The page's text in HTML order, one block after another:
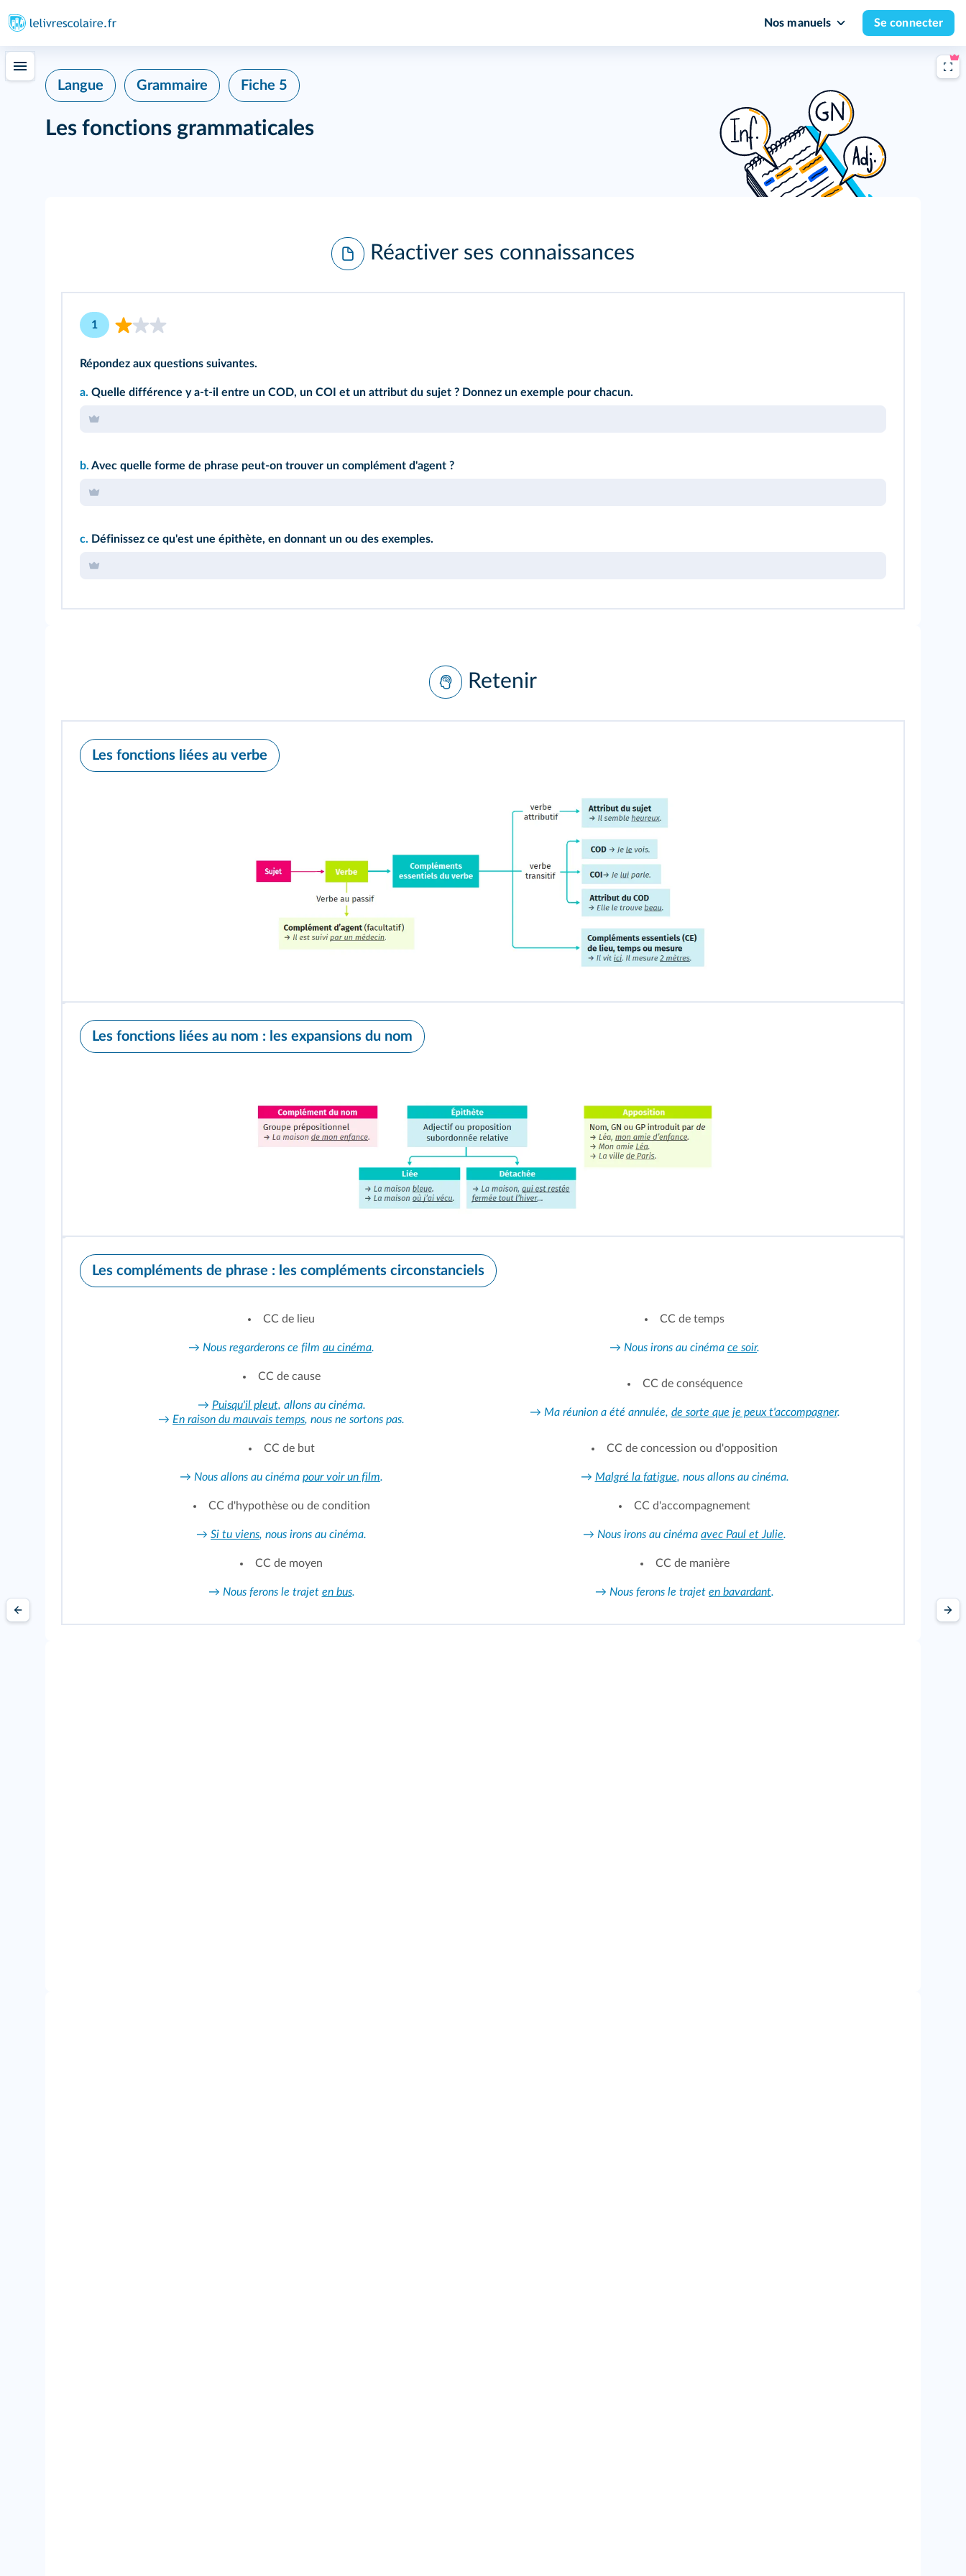
Nos manuels Se connecter
Langue Grammaire Fiche 5
Les fonctions grammaticales
Réactiver ses connaissances
1
Répondez aux questions suivantes.
a. Quelle différence y a-t-il entre un COD, un COI et un attribut du sujet ? Donnez un exemple pour chacun.
b. Avec quelle forme de phrase peut-on trouver un complément d'agent ?
c. Définissez ce qu'est une épithète, en donnant un ou des exemples.
Retenir
Les fonctions liées au verbe
Les fonctions liées au nom : les expansions du nom
Les compléments de phrase : les compléments circonstanciels
CC de lieu
→ Nous regarderons ce film au cinéma.
CC de temps
→ Nous irons au cinéma ce soir.
CC de cause
→ Puisqu'il pleut, allons au cinéma.
→ En raison du mauvais temps, nous ne sortons pas.
CC de conséquence
→ Ma réunion a été annulée, de sorte que je peux t'accompagner.
CC de but
→ Nous allons au cinéma pour voir un film.
CC de concession ou d'opposition
→ Malgré la fatigue, nous allons au cinéma.
CC d'hypothèse ou de condition
→ Si tu viens, nous irons au cinéma.
CC d'accompagnement
→ Nous irons au cinéma avec Paul et Julie.
CC de moyen
→ Nous ferons le trajet en bus.
CC de manière
→ Nous ferons le trajet en bavardant.